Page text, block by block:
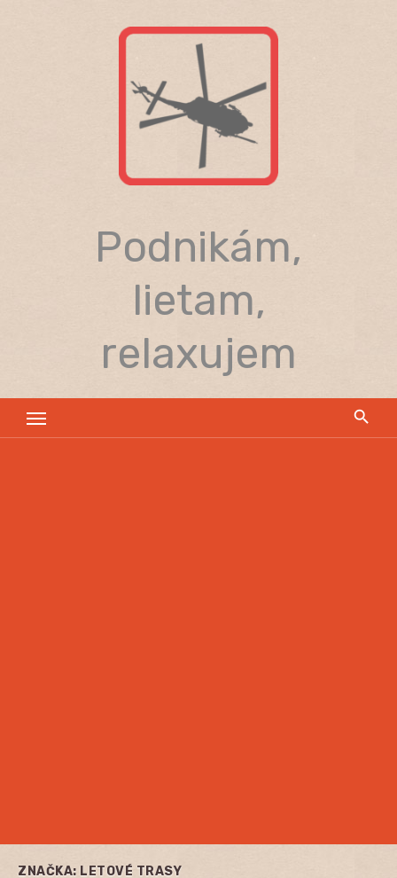
Podnikám,
lietam,
relaxujem
ZNAČKA: LETOVÉ TRASY